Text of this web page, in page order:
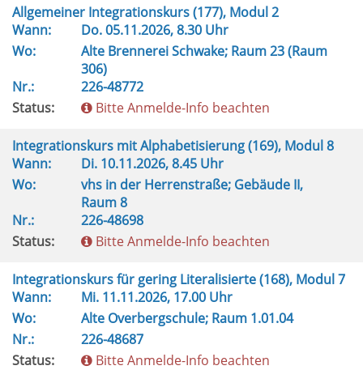
Allgemeiner Integrationskurs (177), Modul 2
Wann:
Do.05.11.2026, 8.30 Uhr
Wo:
Alte Brennerei Schwake; Raum 23 (Raum
306)
Nr.:
226-48772
Status:
Bitte Anmelde-Info beachten
Integrationskurs mit Alphabetisierung (169), Modul 8
Wann:
Di. 10.11.2026, 8.45 Uhr
Wo:
vhs in der Herrenstraße; Gebäude II,
Raum 8
Nr.:
226-48698
Status:
Bitte Anmelde-Info beachten
Integrationskurs für gering Literalisierte (168), Modul 7
Wann:
Mi. 11.11.2026, 17.00 Uhr
Wo:
Alte Overbergschule; Raum 1.01.04
Nr.:
226-48687
Status:
Bitte Anmelde-Info beachten